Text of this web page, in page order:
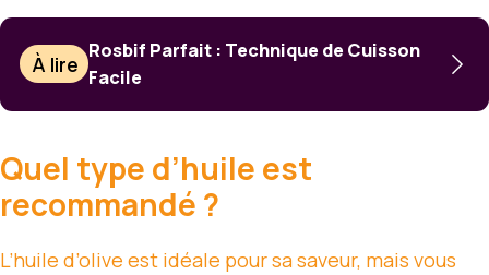
À lire
Rosbif Parfait : Technique de Cuisson
Facile
Quel type d’huile est
recommandé ?
L’huile d’olive est idéale pour sa saveur, mais vous